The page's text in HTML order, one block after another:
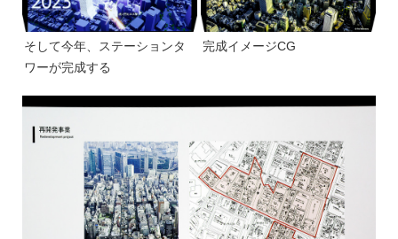
そして今年、ステーションタ
ワーが完成する
完成イメージCG